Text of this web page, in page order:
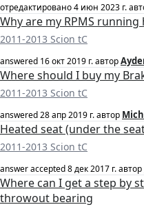
отредактировано4 июн 2023 г.
Why are my RPMS running
2011-2013 Scion tC
answered 16 окт 2019 г.автор
Where should I buy my
2011-2013 Scion tC
answered28 апр 2019 г.автор
Heated seat (under the
2011-2013 Scion tC
answer accepted8 дек 2017 г.автор
Where can I get a step by
throwout bearing